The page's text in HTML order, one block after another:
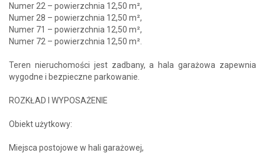
Numer 22 – powierzchnia 12,50 m²,
Numer 28 – powierzchnia 12,50 m²,
Numer 71 – powierzchnia 12,50 m²,
Numer 72 – powierzchnia 12,50 m².
Teren nieruchomości jest zadbany, a hala garażowa zapewnia
wygodne i bezpieczne parkowanie.
ROZKŁAD I WYPOSAŻENIE
Obiekt użytkowy:
Miejsca postojowe w hali garażowej,